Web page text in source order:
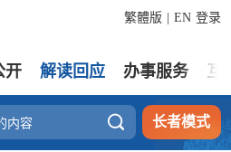
登录
繁體版 EN
开 解读回应 办事服务 互
 长者模式